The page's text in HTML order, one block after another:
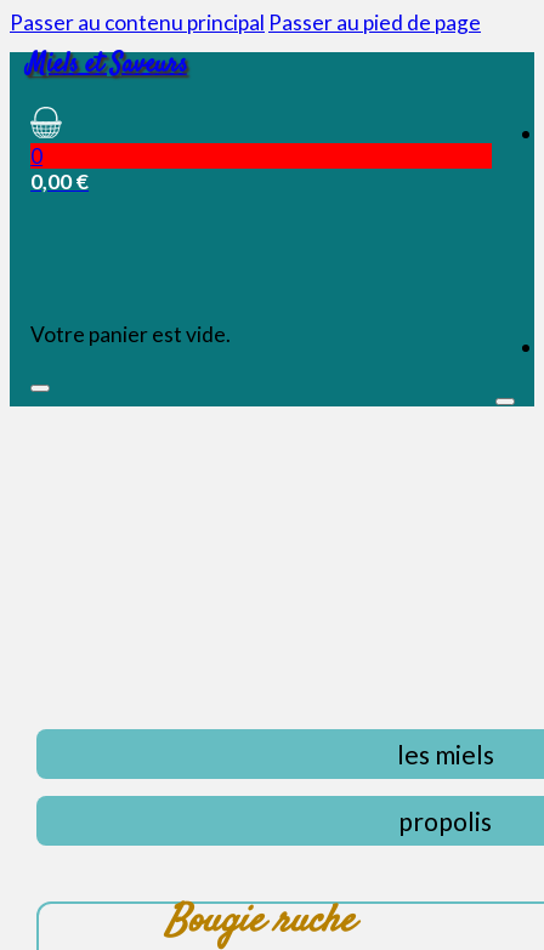
Passer au contenu principal Passer au pied de page
Miels et Saveurs
0
0,00€
Votre panier est vide.
les miels
propolis
Bougie ruche